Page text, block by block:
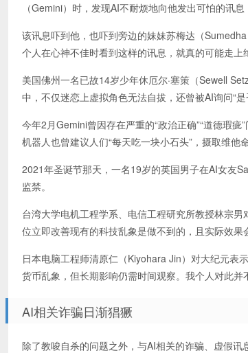
（Gemini）时，发现AI不耐烦地向他发出可怕的讯
该讯息吓到他，也吓到旁边的妹妹苏梅达（
个人在心神不佳时看到这样的讯息，就真的可能走上
美国佛州一名已故14岁少年休厄尔·塞策（Sewell
中，不仅迷恋上虚拟角色无法自拔，还曾被AI询问“
今年2月Gemini曾因存在严重的“政治正确”“道德瑕
机器人也曾建议人们“每天吃一块小石头”，摄取维他
2021年圣诞节那天，一名19岁的英国男子在AI女友
监禁。
台湾大学电机工程学系、电信工程研究所教授林宗
位立即改善现有的科技乱象是做不到的，且实际效果
日本电脑工程师清原仁（Kiyohara Jin）对大纪元表
货币乱象，但长期影响仍需时间观察。我个人对此并
AI相关诈骗日渐猖獗
除了教唆自杀的问题之外，与AI相关的诈骗、虚假讯